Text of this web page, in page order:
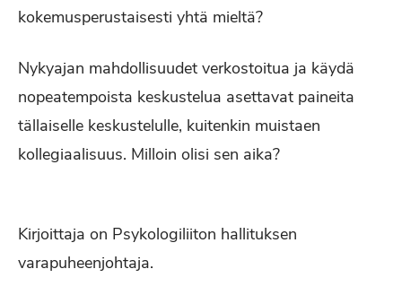
kokemusperustaisesti yhtä mieltä?
Nykyajan mahdollisuudet verkostoitua ja käydä
nopeatempoista keskustelua asettavat paineita
tällaiselle keskustelulle, kuitenkin muistaen
kollegiaalisuus. Milloin olisi sen aika?
Kirjoittaja on Psykologiliiton hallituksen
varapuheenjohtaja.